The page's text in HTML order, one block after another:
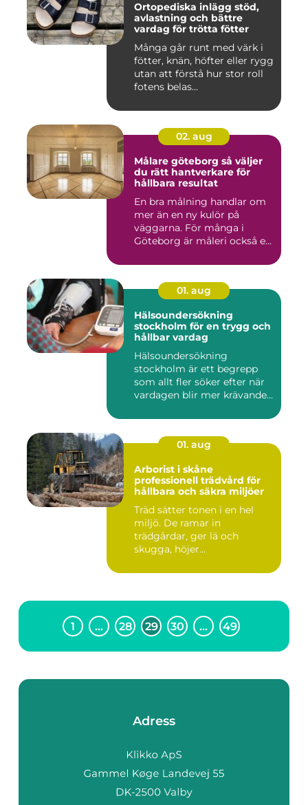
Ortopediska inlägg stöd,
avlastning och bättre
vardag för trötta fötter
Många går runt med värk i
fötter, knän, höfter eller rygg
utan att förstå hur stor roll
fotens belas...
02. aug
Målare göteborg så väljer
du rätt hantverkare för
hållbara resultat
En bra målning handlar om
mer än en ny kulör på
väggarna. För många i
Göteborg är måleri också ett
01. aug
Hälsoundersökning
stockholm för en trygg och
hållbar vardag
Hälsoundersökning
stockholm är ett begrepp
som allt fler söker efter när
vardagen blir mer krävande
01. aug
Arborist i skåne
professionell trädvård för
hållbara och säkra miljöer
Träd sätter tonen i en hel
miljö. De ramar in
trädgårdar, ger lä och
skugga, höjer
1 … 28 29 30 … 49
Adress